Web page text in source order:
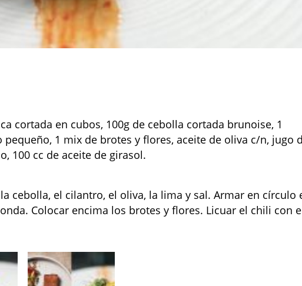
cortada en cubos, 100g de cebolla cortada brunoise, 1
1 mix de brotes y flores, aceite de oliva c/n, jugo
100 cc de aceite de girasol.
cebolla, el cilantro, el oliva, la lima y sal. Armar en círculo
Colocar encima los brotes y flores. Licuar el chili con